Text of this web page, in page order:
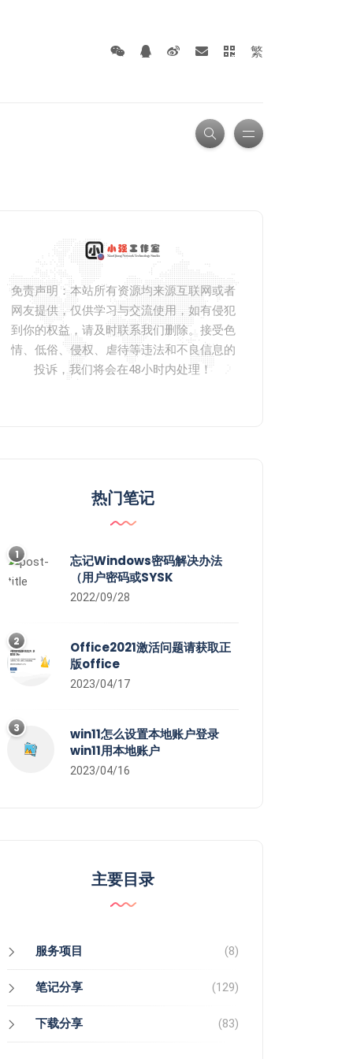
繁
免责声明：本站所有资源均来源互联网或者
网友提供，仅供学习与交流使用，如有侵犯
到你的权益，请及时联系我们删除。接受色
情、低俗、侵权、虐待等违法和不良信息的
投诉，我们将会在48小时内处理！
热门笔记
1
忘记Windows密码解决办法
（用户密码或SYSK
2022/09/28
2
Office2021激活问题请获取正
版office
2023/04/17
3
win11怎么设置本地账户登录
win11用本地账户
2023/04/16
主要目录
服务项目 (8)
笔记分享 (129)
下载分享 (83)